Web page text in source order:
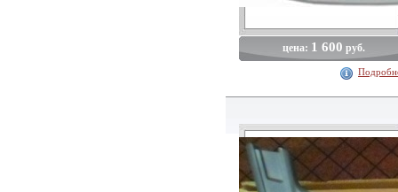
цена: 1 600 руб.